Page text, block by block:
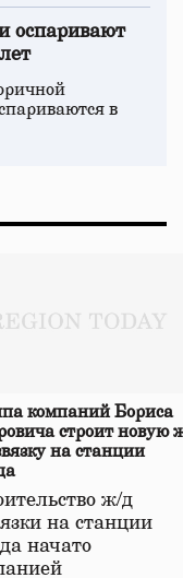
оспаривают
в
компаний Бориса
строит новую
на станции
ж/д
на станции
начато